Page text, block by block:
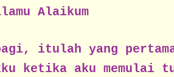
Alaikum
itulah yang
ketika aku